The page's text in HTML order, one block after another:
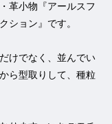
革小物『アールスフ
ション』です。
けでなく、並んでい
ら型取りして、種粒